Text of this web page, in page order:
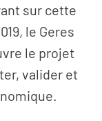
sur cette
le Geres
le projet
valider et